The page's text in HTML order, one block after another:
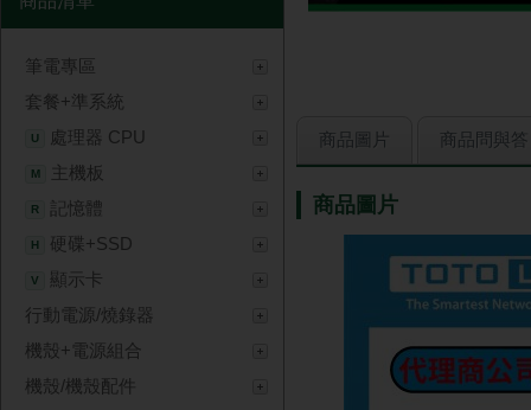
筆電專區
套餐+準系統
U 處理器 CPU
M 主機板
R 記憶體
H 硬碟+SSD
V
顯示卡
行動電源/燒錄器
機殼+電源組合
機殼/機殼配件
商品圖片 商品問與答
商品圖片